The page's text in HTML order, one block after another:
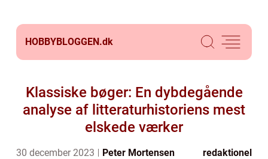
HOBBYBLOGGEN.dk
Klassiske bøger: En dybdegående
analyse af litteraturhistoriens mest
elskede værker
30 december 2023 Peter Mortensen redaktionel